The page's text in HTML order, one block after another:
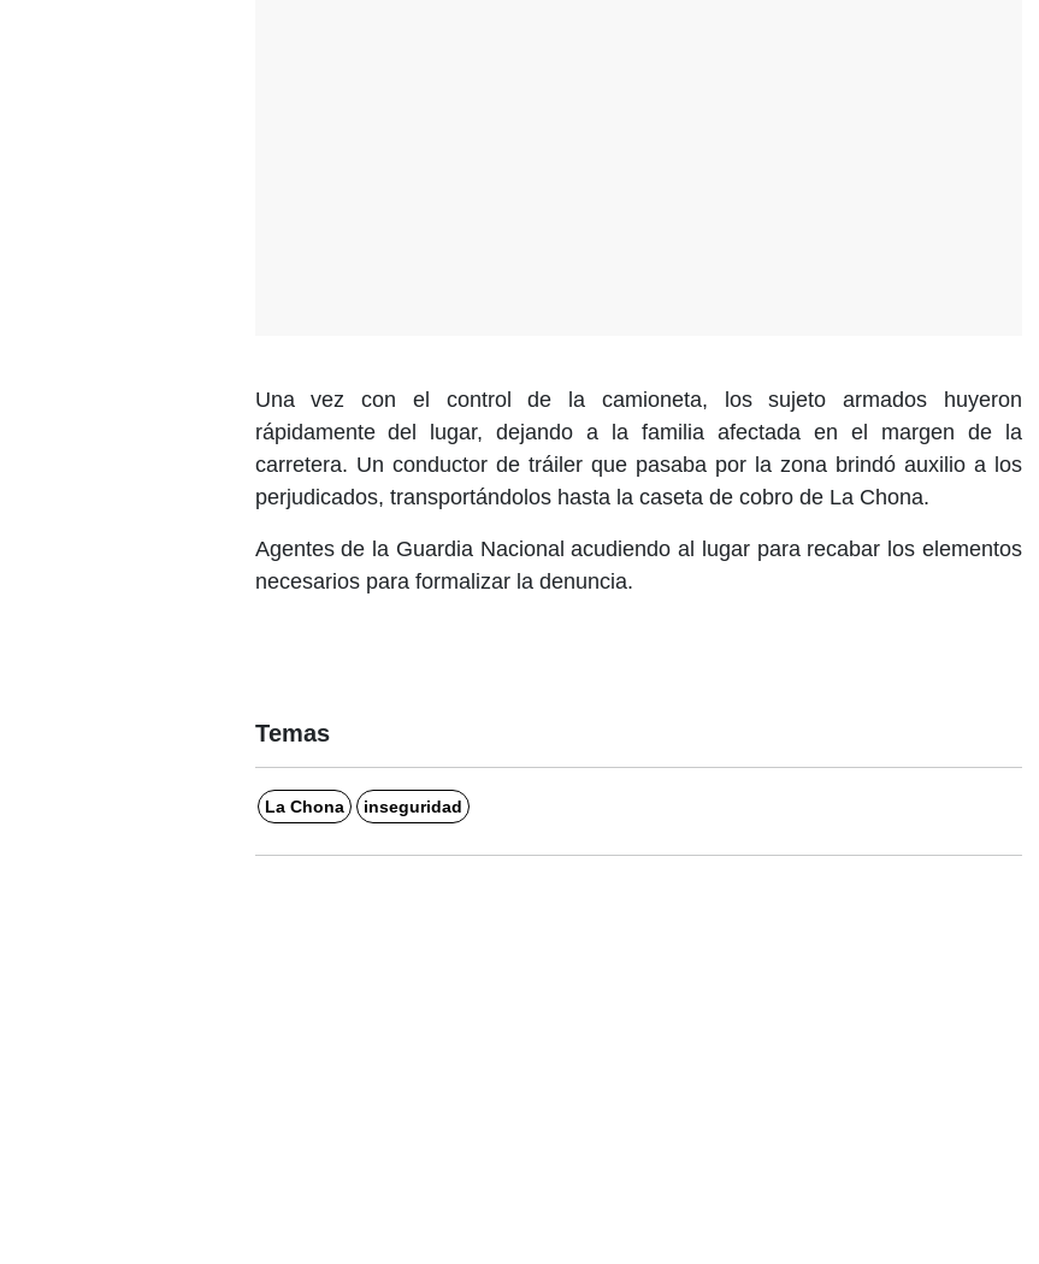
Una vez con el control de la camioneta, los sujeto armados huyeron
rápidamente del lugar, dejando a la familia afectada en el margen de la
carretera. Un conductor de tráiler que pasaba por la zona brindó auxilio a los
perjudicados, transportándolos hasta la caseta de cobro de La Chona.
Agentes de la Guardia Nacional acudiendo al lugar para recabar los elementos
necesarios para formalizar la denuncia.
Temas
La Chona inseguridad